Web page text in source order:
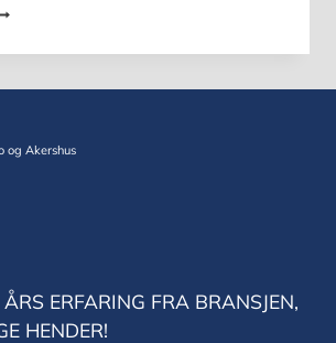
og Akershus
ERFARING FRA BRANSJEN,
HENDER!